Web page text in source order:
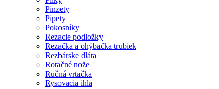
Pinzety
Pipety
Pokosníky
Rezacie podložky
Rezačka a ohýbačka trubiek
Rezbárske dláta
Rotačné nože
Ručná vrtačka
Rysovacia ihla